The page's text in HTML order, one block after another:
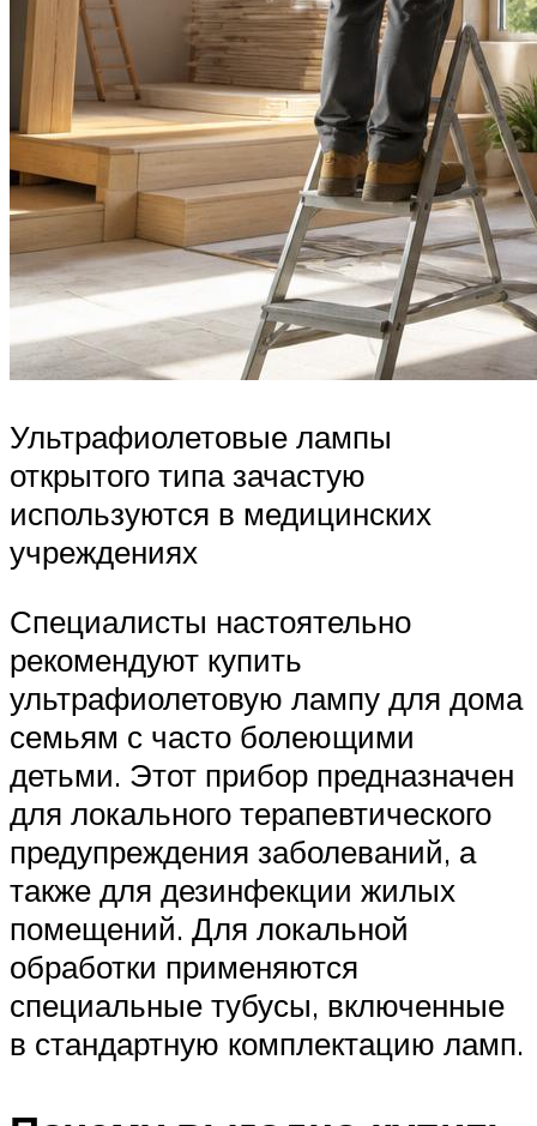
Ультрафиолетовые лампы
открытого типа зачастую
используются в медицинских
учреждениях
Специалисты настоятельно
рекомендуют купить
ультрафиолетовую лампу для дома
семьям с часто болеющими
детьми. Этот прибор предназначен
для локального терапевтического
предупреждения заболеваний, а
также для дезинфекции жилых
помещений. Для локальной
обработки применяются
специальные тубусы, включенные
в стандартную комплектацию ламп.